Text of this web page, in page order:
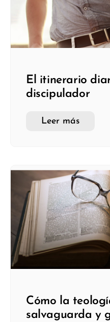
El itinerario
discipulador
Leer más
Cómo la
salvaguarda y